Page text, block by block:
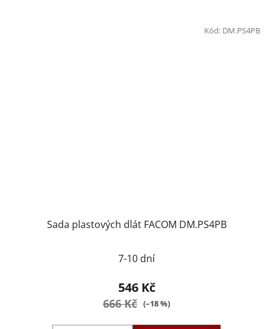
Sada plastových dlát FACOM DM.PS4PB
7-10 dní
546 Kč
666 Kč (–18 %)
Kód: DM.PS4PB